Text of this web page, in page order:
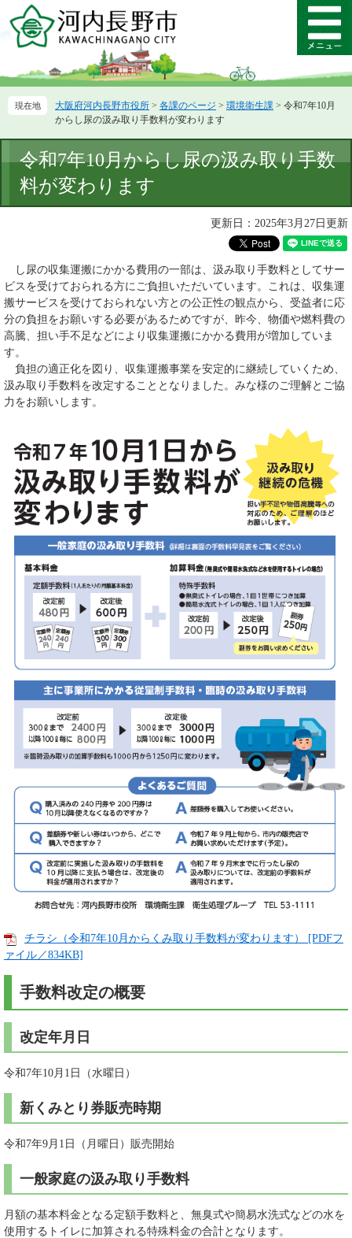
ー
先
ニ
を
て
メ
ニ
ー
大阪府河内長野市役所 > 各課のページ > 環境衛生課 > 令和7年10月
からし尿の汲み取り手数料が変わります
文
令和7年10月からし尿の汲み取り手数
料が変わります
更新日：2025年3月27日更新
し尿の収集運搬にかかる費用の一部は、汲み取り手数料としてサー
ビスを受けておられる方にご負担いただいています。これは、収集運
搬サービスを受けておられない方との公正性の観点から、受益者に応
分の負担をお願いする必要があるためですが、昨今、物価や燃料費の
高騰、担い手不足などにより収集運搬にかかる費用が増加していま
す。
負担の適正化を図り、収集運搬事業を安定的に継続していくため、
汲み取り手数料を改定することとなりました。みな様のご理解とご協
力をお願いします。
チラシ（令和7年10月からくみ取り手数料が変わります） [PDFフ
ァイル／834KB]
手数料改定の概要
改定年月日
令和7年10月1日（水曜日）
新くみとり券販売時期
令和7年9月1日（月曜日）販売開始
一般家庭の汲み取り手数料
月額の基本料金となる定額手数料と、無臭式や簡易水洗式などの水を
使用するトイレに加算される特殊料金の合計となります。